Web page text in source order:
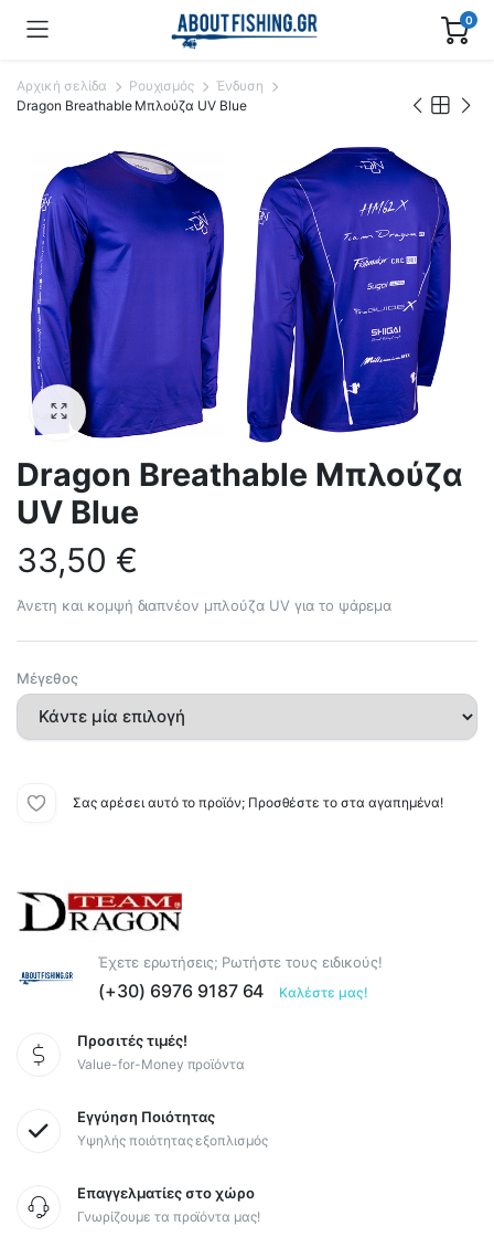
0
Αρχική σελίδα Ρουχισμός
Ένδυση
Dragon Breathable Μπλούζα UV Blue
Dragon Breathable Μπλούζα
UV Blue
33,50 €
Άνετη και κομψή διαπνέον μπλούζα UV για το ψάρεμα
Μέγεθος
Σας αρέσει αυτό το προϊόν; Προσθέστε το στα αγαπημένα!
Έχετε ερωτήσεις; Ρωτήστε τους ειδικούς!
(+30) 6976 9187 64 Καλέστε μας!
Προσιτές τιμές!
Value-for-Money προϊόντα
Εγγύηση Ποιότητας
Υψηλής ποιότητας εξοπλισμός
Επαγγελματίες στο χώρο
Γνωρίζουμε τα προϊόντα μας!